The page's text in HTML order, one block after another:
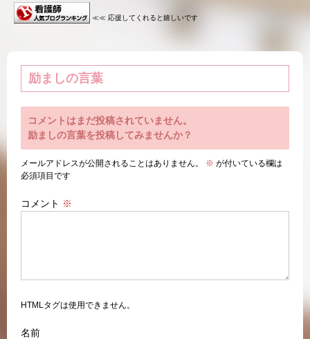
≪≪ 応援してくれると嬉しいです
励ましの言葉
コメントはまだ投稿されていません。
励ましの言葉を投稿してみませんか？
メールアドレスが公開されることはありません。 ※ が付いている欄は
必須項目です
コメント ※
HTMLタグは使用できません。
名前